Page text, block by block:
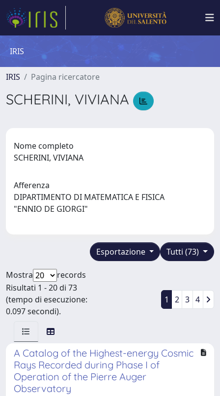
IRIS
IRIS Pagina ricercatore
SCHERINI, VIVIANA
Nome completo
SCHERINI, VIVIANA
Afferenza
DIPARTIMENTO DI MATEMATICA E FISICA
"ENNIO DE GIORGI"
Tutti (73)
Esportazione
Mostra
records
Risultati 1 - 20 di 73
(tempo di esecuzione:
0.097 secondi).
1 2 3 4
A Catalog of the Highest-energy Cosmic
Rays Recorded during Phase I of
Operation of the Pierre Auger
Observatory